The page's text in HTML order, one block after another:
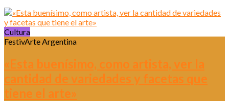
Cultura
FestivArte Argentina
«Esta buenísimo, como artista, ver la
cantidad de variedades y facetas que
tiene el arte»